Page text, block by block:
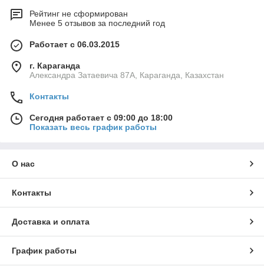
Рейтинг не сформирован
Менее 5 отзывов за последний год
Работает с 06.03.2015
г. Караганда
Александра Затаевича 87А, Караганда, Казахстан
Контакты
Сегодня работает с 09:00 до 18:00
Показать весь график работы
О нас
Контакты
Доставка и оплата
График работы